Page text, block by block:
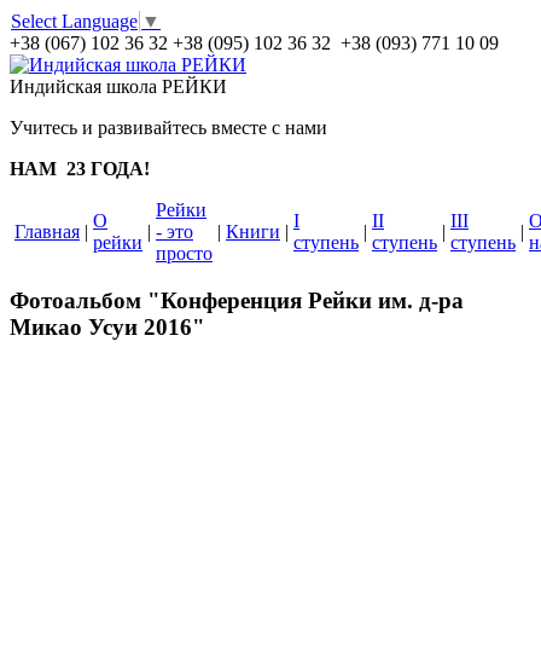
Select Language ▼
+38 (067) 102 36 32 +38 (095) 102 36 32 +38 (093) 771 10 09
Индийская школа РЕЙКИ
Учитесь и развивайтесь вместе с нами
НАМ 23 ГОДА!
Главная |
О
рейки
|
Рейки
- это
просто
| Книги |
I
ступень
|
II
ступень
|
III
ступень
|
Фотоальбом "Конференция Рейки им. д-ра
Микао Усуи 2016"